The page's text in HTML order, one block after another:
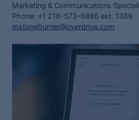
Marketing & Communications
Phone: +1 216-573-6886 ext. 1389
mstoneburner@overdrive.com